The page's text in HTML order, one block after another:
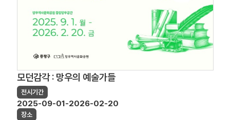
모던감각 : 망우의 예술가들
전시기간
2025-09-01-2026-02-20
장소